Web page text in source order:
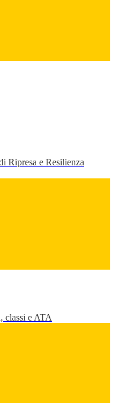
Ripresa e Resilienza
classi e ATA